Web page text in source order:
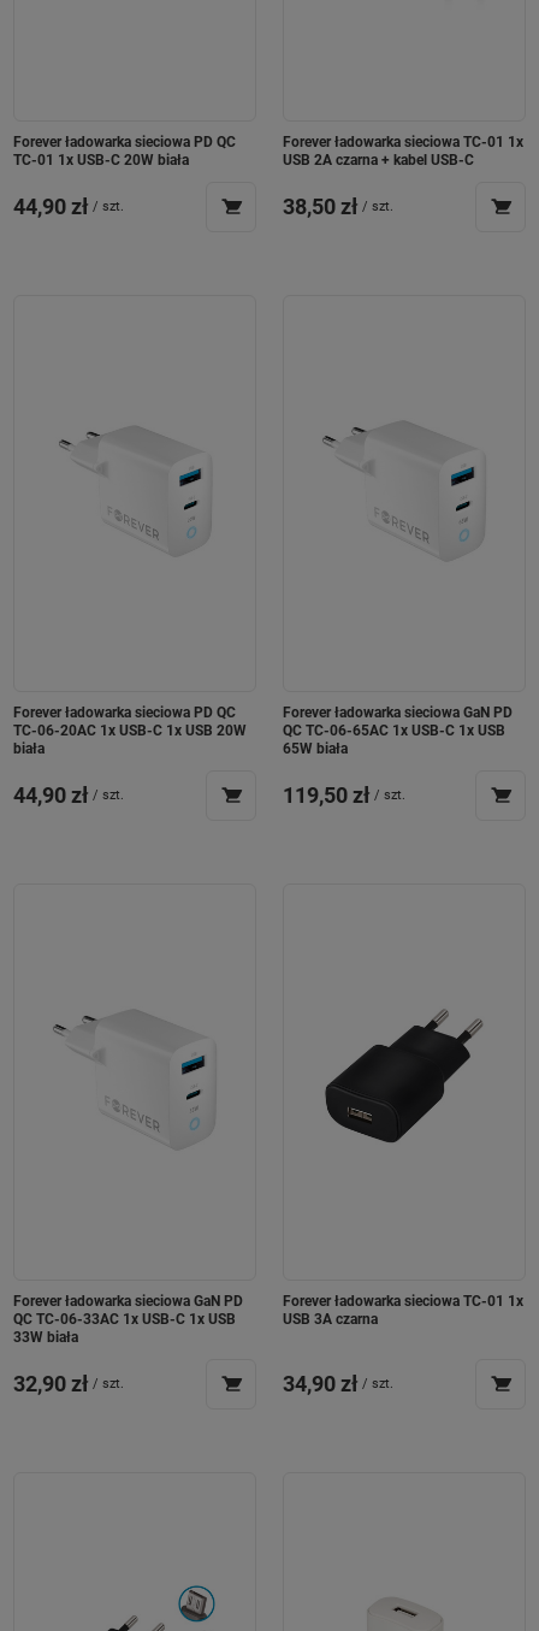
Forever ładowarka sieciowa PD QC
TC-01 1x USB-C 20W biała
44,90 zł / szt.
Forever ładowarka sieciowa TC-01 1x
USB 2A czarna + kabel USB-C
38,50 zł / szt.
Forever ładowarka sieciowa PD QC
TC-06-20AC 1x USB-C 1x USB 20W
biała
44,90 zł / szt.
Forever ładowarka sieciowa GaN PD
QC TC-06-65AC 1x USB-C 1x USB
65W biała
119,50 zł / szt.
Forever ładowarka sieciowa GaN PD
QC TC-06-33AC 1x USB-C 1x USB
33W biała
32,90 zł / szt.
Forever ładowarka sieciowa TC-01 1x
USB 3A czarna
34,90 zł / szt.